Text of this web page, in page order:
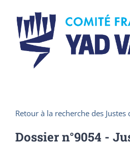
content
Retour à la recherche des Justes
Dossier n°9054 -